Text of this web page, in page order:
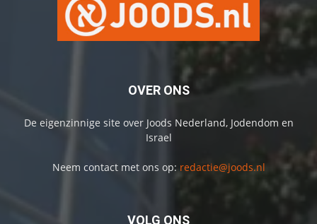
OVER ONS
De eigenzinnige site over Joods Nederland, Jodendom en
Israel
Neem contact met ons op: redactie@joods.nl
VOLG ONS